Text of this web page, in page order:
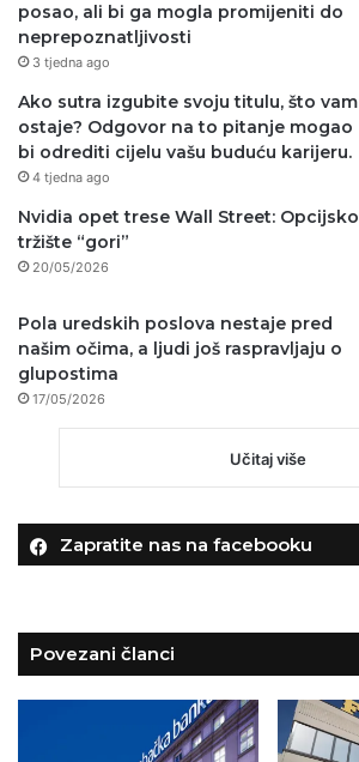
posao, ali bi ga mogla promijeniti do
neprepoznatljivosti
3 tjedna ago
Ako sutra izgubite svoju titulu, što vam
ostaje? Odgovor na to pitanje mogao
bi odrediti cijelu vašu buduću karijeru.
4 tjedna ago
Nvidia opet trese Wall Street: Opcijsko
tržište “gori”
20/05/2026
Pola uredskih poslova nestaje pred
našim očima, a ljudi još raspravljaju o
glupostima
17/05/2026
Učitaj više
Zapratite nas na facebooku
Povezani članci